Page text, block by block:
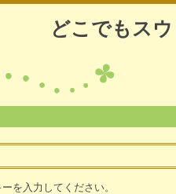
どこでもス
を入力してください。